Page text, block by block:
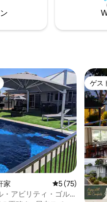
ベッド2台
イスです。
家 レビュー75件
5 (75)
・アビリティ・ゴル
ゲス
ゲス